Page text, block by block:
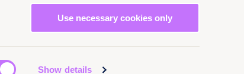
Show details
Use necessary cookies only
© 2026 EN 13-3660566